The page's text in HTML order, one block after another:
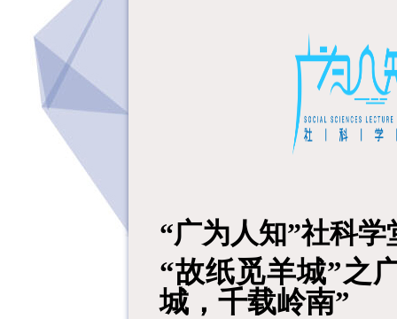
“广为人知”社科学
“故纸觅羊城”之
城，千载岭南”